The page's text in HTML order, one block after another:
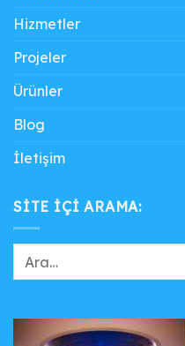
Hizmetler
Projeler
Ürünler
Blog
İletişim
SITE IÇI ARAMA: